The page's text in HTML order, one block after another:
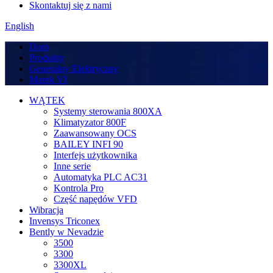
Skontaktuj się z nami
English
Dom
Produkty
Generalny Elektryczny
Marek VI
WĄTEK
Systemy sterowania 800XA
Klimatyzator 800F
Zaawansowany OCS
BAILEY INFI 90
Interfejs użytkownika
Inne serie
Automatyka PLC AC31
Kontrola Pro
Część napędów VFD
Wibracja
Invensys Triconex
Bently w Nevadzie
3500
3300
3300XL